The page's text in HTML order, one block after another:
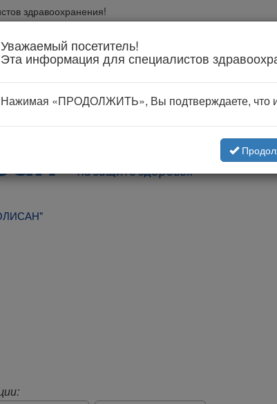
здравоохранения!
Уважаемый посетитель!
Эта информация для специалистов
Нажимая «ПРОДОЛЖИТЬ», Вы подтверждаете, что